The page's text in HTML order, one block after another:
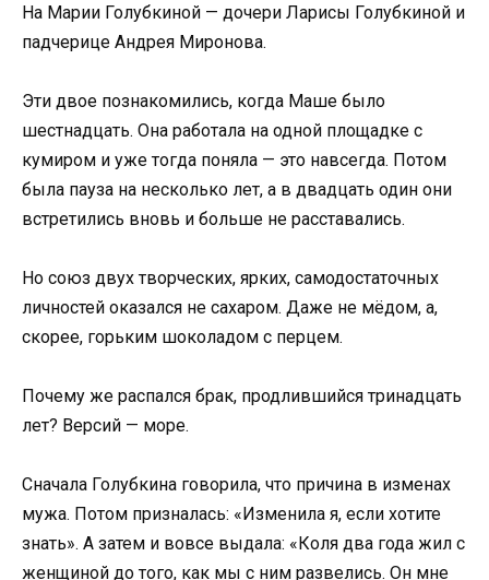
На Марии Голубкиной — дочери Ларисы Голубкиной и
падчерице Андрея Миронова.
Эти двое познакомились, когда Маше было
шестнадцать. Она работала на одной площадке с
кумиром и уже тогда поняла — это навсегда. Потом
была пауза на несколько лет, а в двадцать один они
встретились вновь и больше не расставались.
Но союз двух творческих, ярких, самодостаточных
личностей оказался не сахаром. Даже не мёдом, а,
скорее, горьким шоколадом с перцем.
Почему же распался брак, продлившийся тринадцать
лет? Версий — море.
Сначала Голубкина говорила, что причина в изменах
мужа. Потом призналась: «Изменила я, если хотите
знать». А затем и вовсе выдала: «Коля два года жил с
женщиной до того, как мы с ним развелись. Он мне